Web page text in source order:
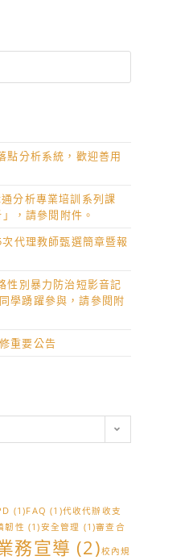
點分析系統，歡迎善用
分析專業培訓系列課
，請參閱附件。
代理教師甄選簡章暨報
性別暴力防治短影音記
學踴躍參與，請參閱附
重要公告
(1)FAQ (1)代收代辦收支
韌性 (1)安全管理 (1)審查合
務宣導 (2)校內規